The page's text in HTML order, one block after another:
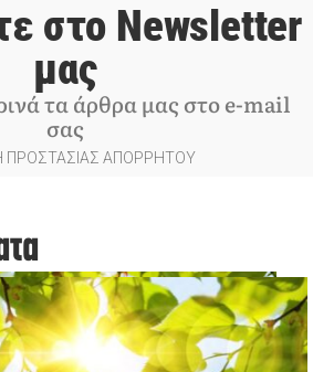
στο Newsletter
μας
τα άρθρα μας στο e-mail
σας
ΠΡΟΣΤΑΣΙΑΣ ΑΠΟΡΡΗΤΟΥ